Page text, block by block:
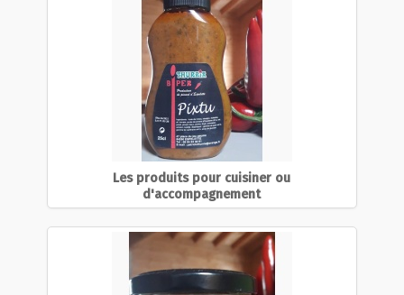
Les produits pour cuisiner ou
d'accompagnement